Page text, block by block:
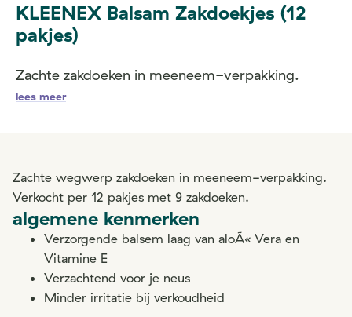
KLEENEX Balsam Zakdoekjes (12
pakjes)
Zachte zakdoeken in meeneem-verpakking.
lees meer
Zachte wegwerp zakdoeken in meeneem-verpakking.
Verkocht per 12 pakjes met 9 zakdoeken.
algemene kenmerken
Verzorgende balsem laag van aloÃ« Vera en
Vitamine E
Verzachtend voor je neus
Minder irritatie bij verkoudheid